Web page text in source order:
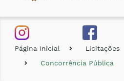
Página Inicial
Licitações
Concorrência Pública